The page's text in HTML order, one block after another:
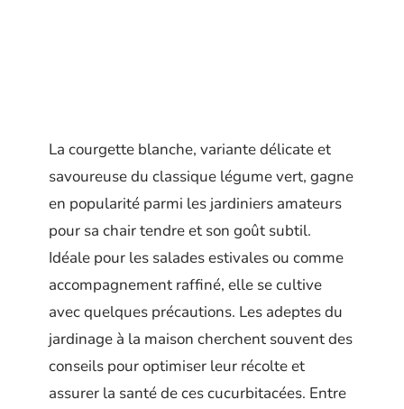
La courgette blanche, variante délicate et
savoureuse du classique légume vert, gagne
en popularité parmi les jardiniers amateurs
pour sa chair tendre et son goût subtil.
Idéale pour les salades estivales ou comme
accompagnement raffiné, elle se cultive
avec quelques précautions. Les adeptes du
jardinage à la maison cherchent souvent des
conseils pour optimiser leur récolte et
assurer la santé de ces cucurbitacées. Entre